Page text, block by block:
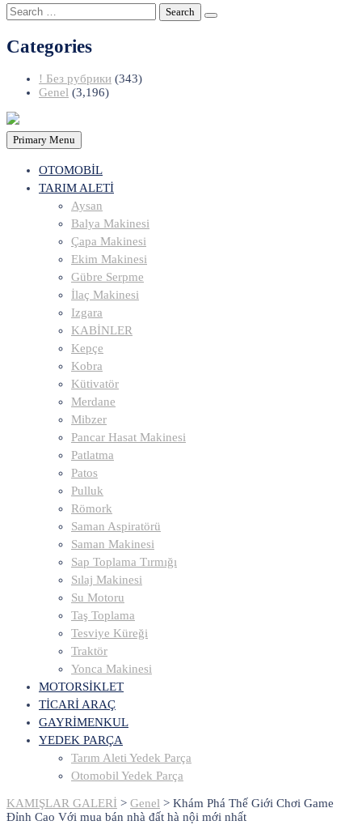
Search
for:
Categories
! Без рубрики (343)
Genel (3,196)
Primary Menu
OTOMOBİL
TARIM ALETİ
Aysan
Balya Makinesi
Çapa Makinesi
Ekim Makinesi
Gübre Serpme
İlaç Makinesi
Izgara
KABİNLER
Kepçe
Kobra
Kütivatör
Merdane
Mibzer
Pancar Hasat Makinesi
Patlatma
Patos
Pulluk
Römork
Saman Aspiratörü
Saman Makinesi
Sap Toplama Tırmığı
Sılaj Makinesi
Su Motoru
Taş Toplama
Tesviye Küreği
Traktör
Yonca Makinesi
MOTORSİKLET
TİCARİ ARAÇ
GAYRİMENKUL
YEDEK PARÇA
Tarım Aleti Yedek Parça
Otomobil Yedek Parça
KAMIŞLAR GALERİ > Genel > Khám Phá Thế Giới Chơi Game
Đỉnh Cao Với mua bán nhà đất hà nội mới nhất